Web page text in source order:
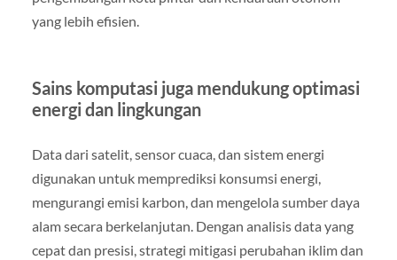
yang lebih efisien.
Sains komputasi juga mendukung optimasi
energi dan lingkungan
Data dari satelit, sensor cuaca, dan sistem energi
digunakan untuk memprediksi konsumsi energi,
mengurangi emisi karbon, dan mengelola sumber daya
alam secara berkelanjutan. Dengan analisis data yang
cepat dan presisi, strategi mitigasi perubahan iklim dan